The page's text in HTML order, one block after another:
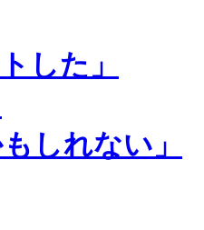
した」
しれない」